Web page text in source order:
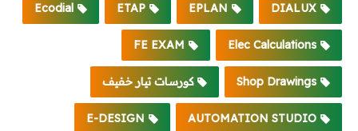
DIALUX
EPLAN
ETAP
Ecodial
Elec Calculations
FE EXAM
Shop Drawings كورسات تيار خفيف
AUTOMATION STUDIO
E-DESIGN